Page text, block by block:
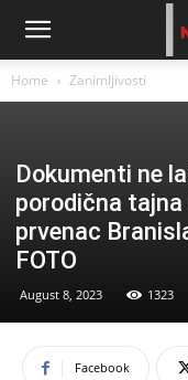
Home Zanimljivosti
Dokumenti ne
porodična tajna
prvenac
FOTO
August 8, 2023 1323
Facebook